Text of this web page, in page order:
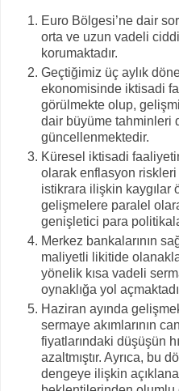
Euro Bölgesi’ne dair
orta ve uzun vadeli ciddi
korumaktadır.
Geçtiğimiz üç aylık
ekonomisinde iktisadi
görülmekte olup,
dair büyüme tahminleri
güncellenmektedir.
Küresel iktisadi
olarak enflasyon riskleri
istikrara ilişkin kaygılar
gelişmelere paralel
genişletici para
Merkez bankalarının
maliyetli likitide
yönelik kısa vadeli
oynaklığa yol
Haziran ayında
sermaye akımlarının
fiyatlarındaki düşüşün
azaltmıştır. Ayrıca, bu
dengeye ilişkin